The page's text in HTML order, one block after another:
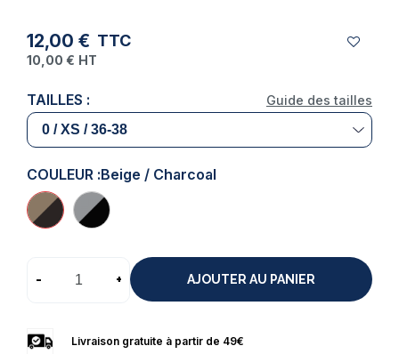
12,00 € TTC
10,00 € HT
Guide des tailles
TAILLES :
COULEUR :Beige / Charcoal
- + AJOUTER AU PANIER
Livraison gratuite à partir de 49€